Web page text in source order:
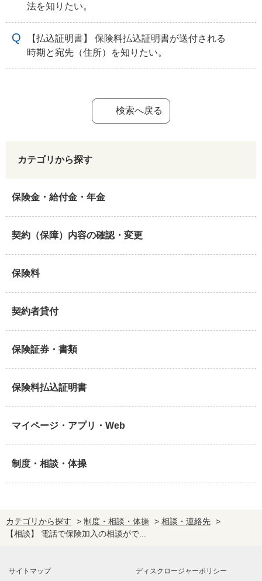
法を知りたい。
【払込証明書】 保険料払込証明書が送付される
時期と宛先（住所）を知りたい。
検索へ戻る
カテゴリから探す
保険金・給付金・年金
契約（保障）内容の確認・変更
保険料
契約者貸付
保険証券・書類
保険料払込証明書
マイページ・アプリ・Web
制度・相談・体操
カテゴリから探す > 制度・相談・体操 > 相談・連絡先 >
【相談】 電話で保険加入の相談がで...
サイトマップ ディスクロージャーポリシー